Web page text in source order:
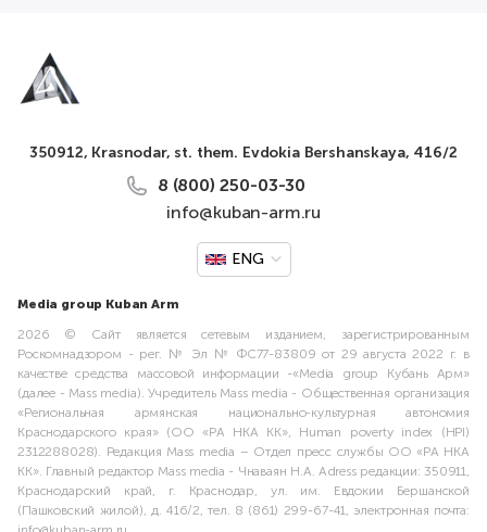
350912, Krasnodar, st. them. Evdokia Bershanskaya, 416/2
8 (800) 250-03-30
info@kuban-arm.ru
ENG
Media group Kuban Arm
2026 © Сайт является сетевым изданием, зарегистрированным
Роскомнадзором - рег. № Эл № ФС77-83809 от 29 августа 2022 г. в
качестве средства массовой информации -«Media group Кубань Арм»
(далее - Mass media). Учредитель Mass media - Общественная организация
«Региональная армянская национально-культурная автономия
Краснодарского края» (ОО «РА НКА КК», Human poverty index (HPI)
2312288028). Редакция Mass media – Отдел пресс службы ОО «РА НКА
КК». Главный редактор Mass media - Чнаваян Н.А. Adress редакции: 350911,
Краснодарский край, г. Краснодар, ул. им. Евдокии Бершанской
(Пашковский жилой), д. 416/2, тел. 8 (861) 299-67-41, электронная почта: